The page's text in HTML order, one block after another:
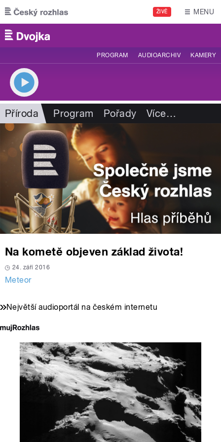
Přejít k hlavnímu obsahu
ŽIVĚ MENU
PROGRAM AUDIOARCHIV KAMERY
Příroda Program Pořady Více…
Na kometě objeven základ života!
24. září 2016
Meteor
Největší audioportál na českém internetu